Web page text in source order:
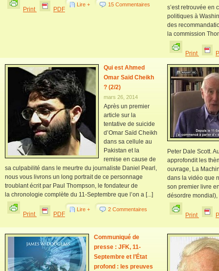
Print PDF
Lire + 15 Commentaires
s’est retrouvée en
politiques à
des
la commission
Print
Qui est Ahmed
Omar Saïd Cheikh
? (2/2)
mars 26, 2014
Après un premier
article sur la
tentative de suicide
d’Omar Saïd Cheikh
dans sa cellule au
Pakistan et la
remise en cause de
sa culpabilité dans le meurtre du journaliste Daniel Pearl,
nous vous livrons un long portrait de ce personnage
troublant écrit par Paul Thompson, le fondateur de
la chronologie complète du 11-Septembre que l’on a [...]
Print PDF
Lire + 2 Commentaires
Peter Dale Scott.
approfondit les
ouvrage, La
dans la vidéo que
son premier livre
désordre mondial),
Print
Communiqué de
presse : JFK, 11-
Septembre et l’État
profond : les preuves